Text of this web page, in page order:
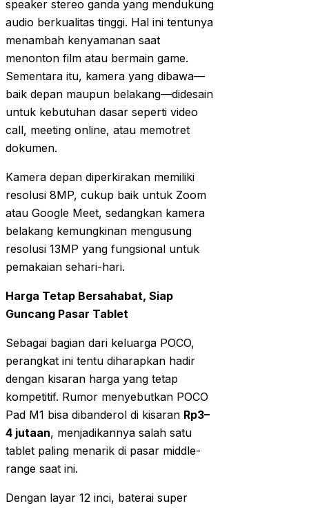
speaker stereo ganda yang mendukung
audio berkualitas tinggi. Hal ini tentunya
menambah kenyamanan saat
menonton film atau bermain game.
Sementara itu, kamera yang dibawa—
baik depan maupun belakang—didesain
untuk kebutuhan dasar seperti video
call, meeting online, atau memotret
dokumen.
Kamera depan diperkirakan memiliki
resolusi 8MP, cukup baik untuk Zoom
atau Google Meet, sedangkan kamera
belakang kemungkinan mengusung
resolusi 13MP yang fungsional untuk
pemakaian sehari-hari.
Harga Tetap Bersahabat, Siap
Guncang Pasar Tablet
Sebagai bagian dari keluarga POCO,
perangkat ini tentu diharapkan hadir
dengan kisaran harga yang tetap
kompetitif. Rumor menyebutkan POCO
Pad M1 bisa dibanderol di kisaran Rp3–
4 jutaan, menjadikannya salah satu
tablet paling menarik di pasar middle-
range saat ini.
Dengan layar 12 inci, baterai super